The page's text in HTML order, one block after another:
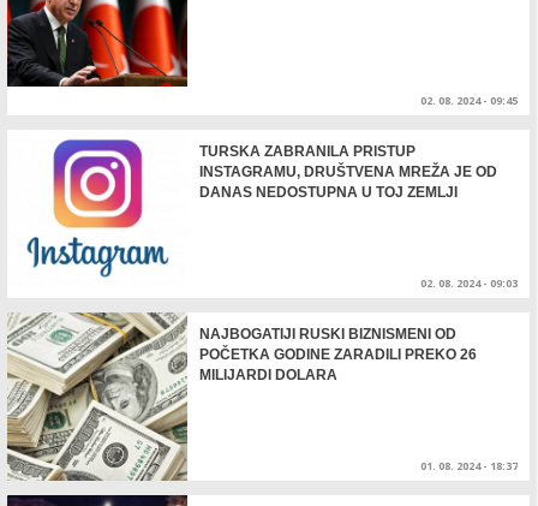
02. 08. 2024 - 09:45
TURSKA ZABRANILA PRISTUP
INSTAGRAMU, DRUŠTVENA MREŽA JE OD
DANAS NEDOSTUPNA U TOJ ZEMLJI
02. 08. 2024 - 09:03
NAJBOGATIJI RUSKI BIZNISMENI OD
POČETKA GODINE ZARADILI PREKO 26
MILIJARDI DOLARA
01. 08. 2024 - 18:37